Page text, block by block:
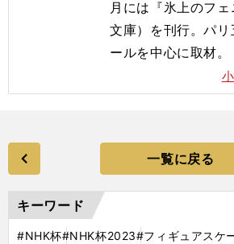
月には『氷上のフ
文庫）を刊行。パリ
ールを中心に取材。
一覧に戻る
キーワード
#NHK杯#NHK杯2023#フィギュアスケ